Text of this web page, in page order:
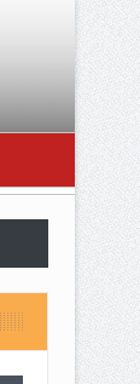
GCF da época